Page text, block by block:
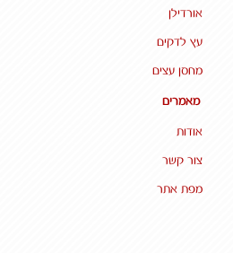
אורדילן
עץ לדקים
מחסן עצים
מאמרים
אודות
צור קשר
מפת אתר